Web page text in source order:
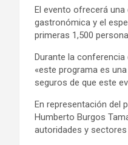
El evento ofrecerá una
gastronómica y el
primeras 1,500
Durante la
«este programa es
seguros de que este
En representación del
Humberto Burgos
autoridades y